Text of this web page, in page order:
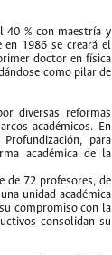
40 % con maestría y
en 1986 se creará el
doctor en física
como pilar de
diversas reformas
académicos. En
para
académica de la
de 72 profesores, de
unidad académica
compromiso con la
consolidan su